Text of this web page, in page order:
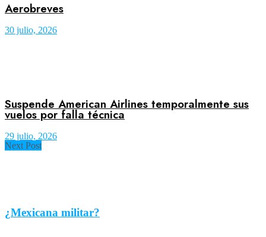
Aerobreves
30 julio, 2026
Suspende American Airlines temporalmente sus
vuelos por falla técnica
29 julio, 2026
Next Post
¿Mexicana militar?